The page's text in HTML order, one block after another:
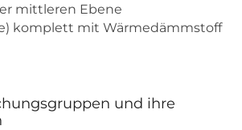
mittleren Ebene
komplett mit Wärmedämmstoff
und ihre